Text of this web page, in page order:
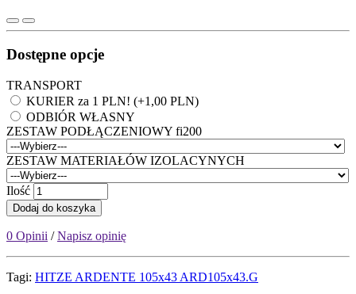
Dostępne opcje
TRANSPORT
KURIER za 1 PLN! (+1,00 PLN)
ODBIÓR WŁASNY
ZESTAW PODŁĄCZENIOWY fi200
ZESTAW MATERIAŁÓW IZOLACYNYCH
Ilość
Dodaj do koszyka
0 Opinii /Napisz opinię
Tagi: HITZE ARDENTE 105x43 ARD105x43.G